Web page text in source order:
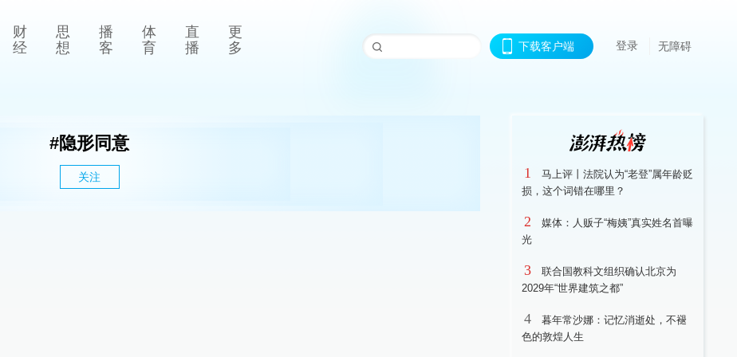
财
经
思
想
播
客
体
育
直
播
更
多
下载客户端 登录 无障碍
#隐形同意
关注 1
马上评丨法院认为“老登”属年龄贬
损，这个词错在哪里？
2
媒体：人贩子“梅姨”真实姓名首曝
光
3
联合国教科文组织确认北京为
2029年“世界建筑之都”
4
暮年常沙娜：记忆消逝处，不褪
色的敦煌人生